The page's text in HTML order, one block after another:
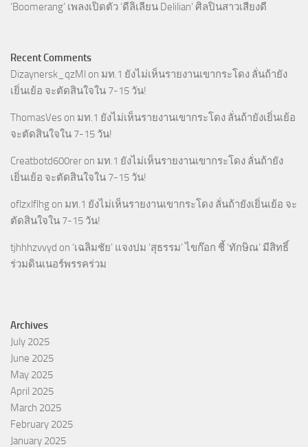
‘Boomerang’ เพลงเปิดตัว ‘ดีลิเลียน Delilian’ ศิลปินสาวเสียงดี
Recent Comments
Dizaynersk_qzMl on มท.1 ยังไม่เห็นรายงานเขากระโดง ลั่นถ้ายัง
เยิ่นเย้อ จะตัดสินใจใน 7-15 วัน!
ThomasVes on มท.1 ยังไม่เห็นรายงานเขากระโดง ลั่นถ้ายังเยิ่นเย้อ
จะตัดสินใจใน 7-15 วัน!
Creatbotd600rer on มท.1 ยังไม่เห็นรายงานเขากระโดง ลั่นถ้ายัง
เยิ่นเย้อ จะตัดสินใจใน 7-15 วัน!
oflzxlflhg on มท.1 ยังไม่เห็นรายงานเขากระโดง ลั่นถ้ายังเยิ่นเย้อ จะ
ตัดสินใจใน 7-15 วัน!
tjhhhzvvyd on ‘เฉลิมชัย’ แจงปม ‘สุธรรม’ ไขก๊อก ชี้ ‘ทักษิณ’ มีสิทธิ์
ร่วมดินเนอร์พรรคร่วม
Archives
July 2025
June 2025
May 2025
April 2025
March 2025
February 2025
January 2025